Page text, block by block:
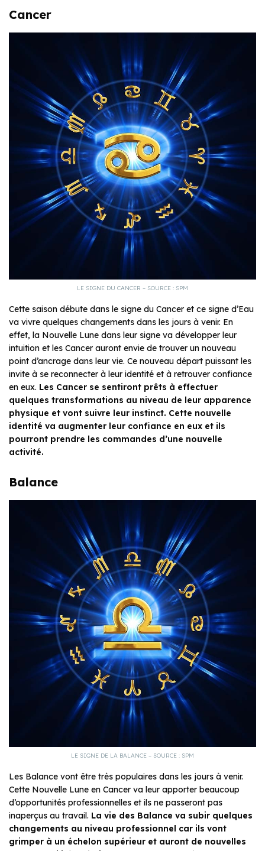
Cancer
LE SIGNE DU CANCER – SOURCE : SPM
Cette saison débute dans le signe du Cancer et ce signe d’Eau
va vivre quelques changements dans les jours à venir. En
effet, la Nouvelle Lune dans leur signe va développer leur
intuition et les Cancer auront envie de trouver un nouveau
point d’ancrage dans leur vie. Ce nouveau départ puissant les
invite à se reconnecter à leur identité et à retrouver confiance
en eux. Les Cancer se sentiront prêts à effectuer
quelques transformations au niveau de leur apparence
physique et vont suivre leur instinct. Cette nouvelle
identité va augmenter leur confiance en eux et ils
pourront prendre les commandes d’une nouvelle
activité.
Balance
LE SIGNE DE LA BALANCE – SOURCE : SPM
Les Balance vont être très populaires dans les jours à venir.
Cette Nouvelle Lune en Cancer va leur apporter beaucoup
d’opportunités professionnelles et ils ne passeront pas
inaperçus au travail. La vie des Balance va subir quelques
changements au niveau professionnel car ils vont
grimper à un échelon supérieur et auront de nouvelles